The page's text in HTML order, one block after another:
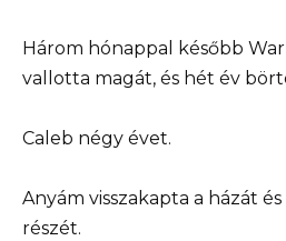
Három hónappal később
vallotta magát, és hét év
Caleb négy évet.
Anyám visszakapta a házát
részét.